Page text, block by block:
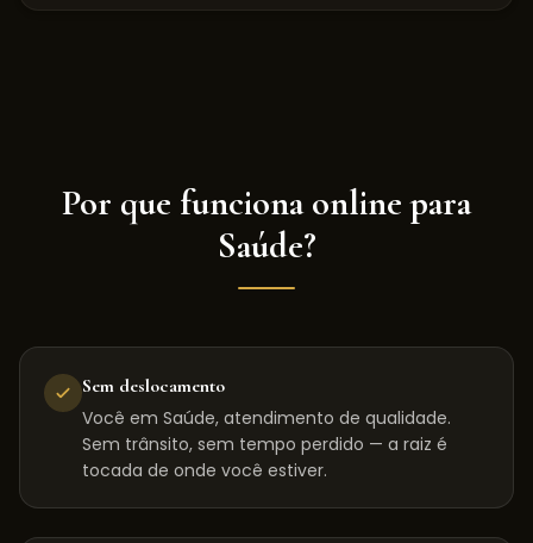
Por que funciona online para
Saúde?
Sem deslocamento
Você em Saúde, atendimento de qualidade.
Sem trânsito, sem tempo perdido — a raiz é
tocada de onde você estiver.